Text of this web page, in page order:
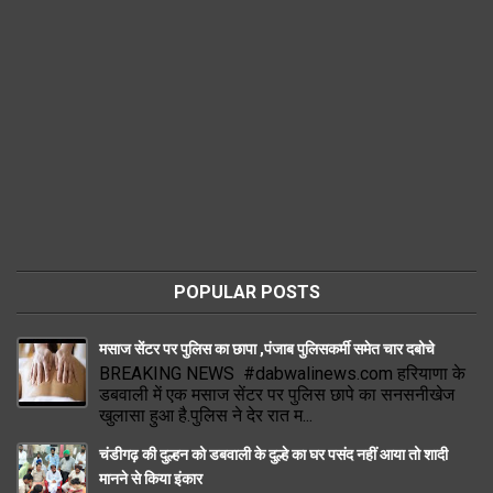
POPULAR POSTS
मसाज सेंटर पर पुलिस का छापा ,पंजाब पुलिसकर्मी समेत चार दबोचे
BREAKING NEWS #dabwalinews.com हरियाणा के
डबवाली में एक मसाज सेंटर पर पुलिस छापे का सनसनीखेज
खुलासा हुआ है.पुलिस ने देर रात म...
चंडीगढ़ की दुल्हन को डबवाली के दुल्हे का घर पसंद नहीं आया तो शादी
मानने से किया इंकार